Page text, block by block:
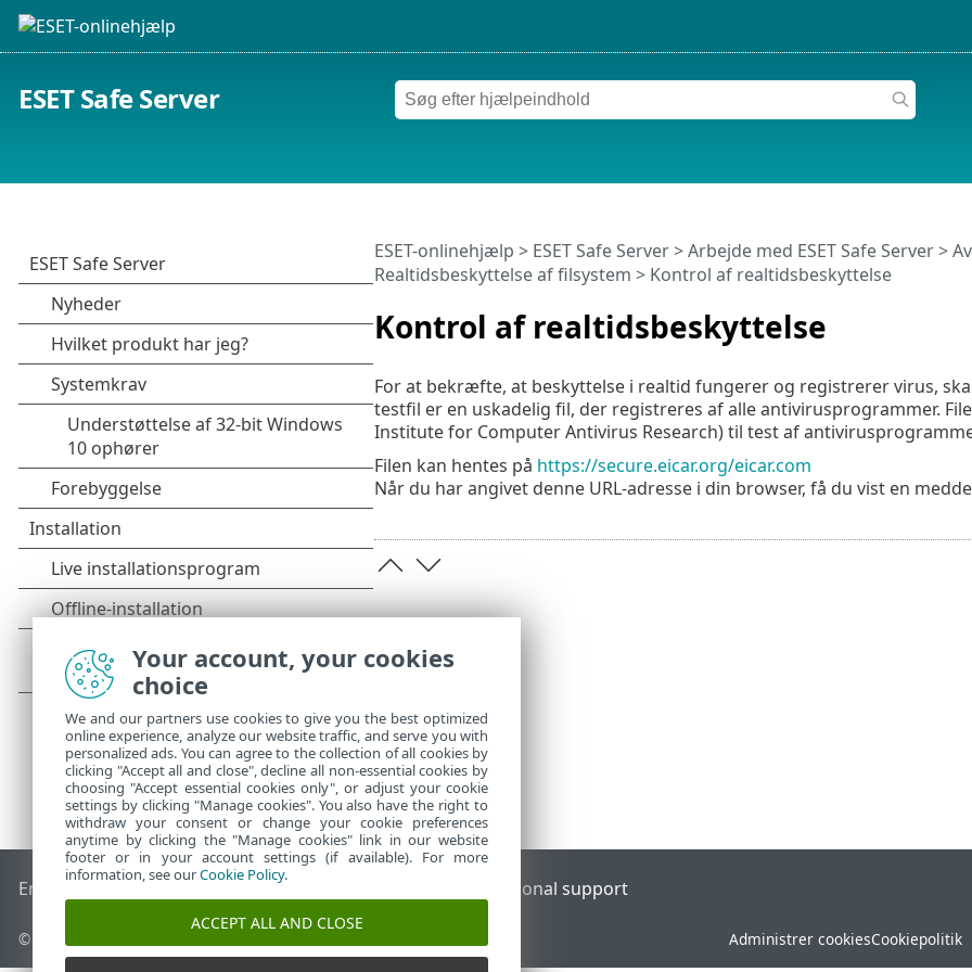
ESET Safe Server
Kontrol af realtidsbeskyttelse
ESET-onlinehjælp > ESET Safe Server>Arbejde med ESET Safe Server>
Realtidsbeskyttelse af filsystem > Kontrol af realtidsbeskyttelse
For at bekræfte, at beskyttelse i realtid fungerer og registrerer virus,
testfil er en uskadelig fil, der registreres af alle antivirusprogrammer.
Institute for Computer Antivirus Research) til test af
Filen kan hentes på https://secure.eicar.org/eicar.com
Når du har angivet denne URL-adresse i din browser, få du vist en
End of Life ESET-vidensbase ESET-forum Regional support
© 1992 - 2026 ESET, spol. s r.o. – Alle rettigheder forbeholdes. Administrer cookiesCookiepolitik
Your account, your cookies
choice
We and our partners use cookies to give you the best optimized
online experience, analyze our website traffic, and serve you with
personalized ads. You can agree to the collection of all cookies by
clicking "Accept all and close", decline all non-essential cookies by
choosing "Accept essential cookies only", or adjust your cookie
settings by clicking "Manage cookies". You also have the right to
withdraw your consent or change your cookie preferences
anytime by clicking the "Manage cookies" link in our website
footer or in your account settings (if available). For more
information, see ourCookie Policy.
ACCEPT ALL AND CLOSE